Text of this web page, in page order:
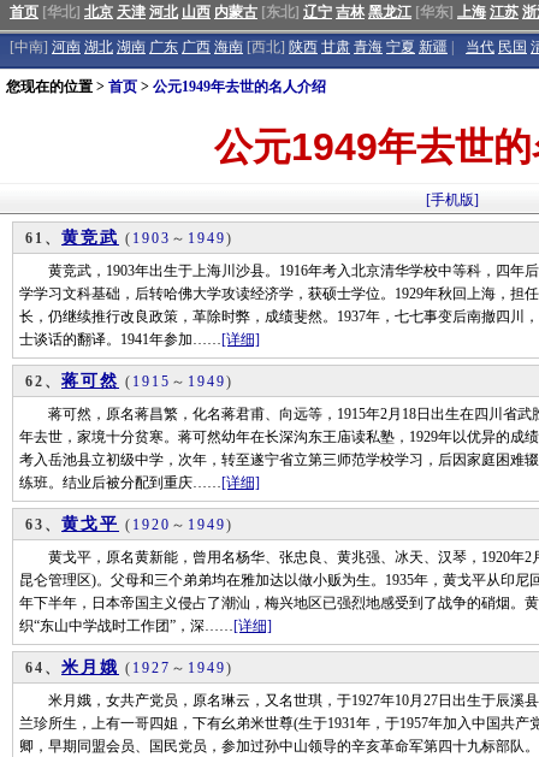
首页 [华北] 北京 天津 河北 山西 内蒙古 [东北] 辽宁 吉林 黑龙江 [华东] 上海 江苏
[中南] 河南 湖北 湖南 广东 广西 海南 [西北] 陕西 甘肃 青海 宁夏 新疆 当代 民国
您现在的位置 > 首页 > 公元1949年去世的名人介绍
公元1949年去世
[手机版]
61、 黄竞武 ( 1903 ～ 1949)
黄竞武，1903年出生于上海川沙县。1916年考入北京清华学校中等科，四年
学学习文科基础，后转哈佛大学攻读经济学，获硕士学位。1929年秋回上海，担
长，仍继续推行改良政策，革除时弊，成绩斐然。1937年，七七事变后南撤四川
士谈话的翻译。1941年参加……[详细]
62、 蒋可然 ( 1915 ～ 1949)
蒋可然，原名蒋昌繁，化名蒋君甫、向远等，1915年2月18日出生在四川省武
年去世，家境十分贫寒。蒋可然幼年在长深沟东王庙读私塾，1929年以优异的成
考入岳池县立初级中学，次年，转至遂宁省立第三师范学校学习，后因家庭困难
练班。结业后被分配到重庆……[详细]
63、 黄戈平 ( 1920 ～ 1949)
黄戈平，原名黄新能，曾用名杨华、张忠良、黄兆强、冰天、汉琴，1920年2
昆仑管理区)。父母和三个弟弟均在雅加达以做小贩为生。1935年，黄戈平从印
年下半年，日本帝国主义侵占了潮汕，梅兴地区已强烈地感受到了战争的硝烟。
织“东山中学战时工作团”，深……[详细]
64、 米月娥 ( 1927 ～ 1949)
米月娥，女共产党员，原名琳云，又名世琪，于1927年10月27日出生于辰溪
兰珍所生，上有一哥四姐，下有幺弟米世尊(生于1931年，于1957年加入中国共
卿，早期同盟会员、国民党员，参加过孙中山领导的辛亥革命军第四十九标部队